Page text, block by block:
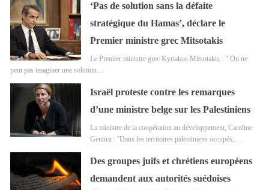
‘Pas de solution sans la défaite
stratégique du Hamas’, déclare le
Premier ministre grec Mitsotakis
Le Premier ministre grec Kyriakos Mitsotakis : " On ne
peut pas imaginer une solution…
Israël proteste contre les remarques
d’une ministre belge sur les Palestiniens
La ministre de la coopération au développement, Caroline
Gennez : ''Dans les territoires palestiniens occupés,…
Des groupes juifs et chrétiens européens
demandent aux autorités suédoises